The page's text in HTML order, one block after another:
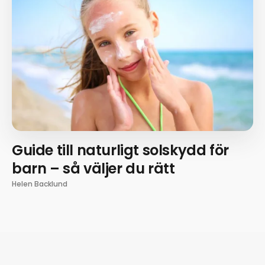
Guide till naturligt solskydd för
barn – så väljer du rätt
Helen Backlund